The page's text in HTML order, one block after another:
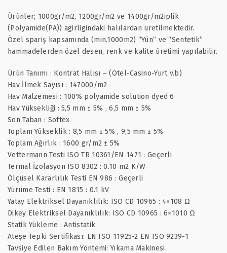
Ürünler; 1000gr/m2, 1200gr/m2 ve 1400gr/m2iplik
(Polyamide(PA)) agirligindaki halılardan üretilmektedir.
Özel spariş kapsamında (min.1000m2) “Yün” ve “Sentetik”
hammadelerden özel desen, renk ve kalite üretimi yapılabilir.
Ürün Tanımı : Kontrat Halısı – (Otel-Casino-Yurt v.b)
Hav İlmek Sayısı : 147000/m2
Hav Malzemesi : 100% polyamide solution dyed 6
Hav Yüksekliği : 5,5 mm ± 5% , 6,5 mm ± 5%
Son Taban : Softex
Toplam Yükseklik : 8,5 mm ± 5% , 9,5 mm ± 5%
Toplam Ağırlık : 1600 gr/m2 ± 5%
Vettermann Testi ISO TR 10361/EN 1471 : Geçerli
Termal İzolasyon ISO 8302 : 0.10 m2 K/W
Ölçüsel Kararlılık Testi EN 986 : Geçerli
Yürüme Testi : EN 1815 : 0.1 kV
Yatay Elektriksel Dayanıklılık: ISO CD 10965 : 4×108 Ω
Dikey Elektriksel Dayanıklılık: ISO CD 10965 : 6×1010 Ω
Statik Yükleme : Antistatik
Ateşe Tepki Sertifikası: EN ISO 11925-2 EN ISO 9239-1
Tavsiye Edilen Bakım Yöntemi: Yıkama Makinesi.